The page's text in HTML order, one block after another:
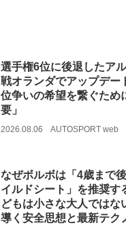
選手権6位に後退したア
戦オランダでアップデー
位争いの希望を繋ぐため
要」
2026.08.06 AUTOSPORT web
なぜボルボは「4歳まで
イルドシート」を推奨す
どもは小さな大人ではな
導く安全思想と最新テク